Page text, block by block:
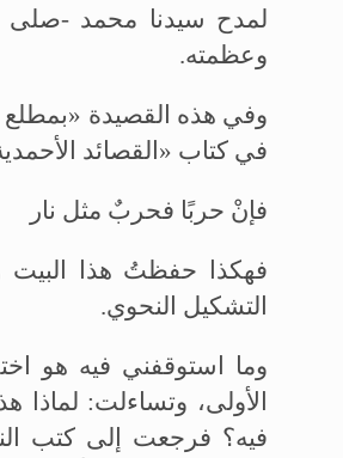
لمدح سيدنا محمد -صلى
وعظمته.
وفي هذه القصيدة «بمطلع
في كتاب «القصائد
فإنْ حربًا فحربٌ مثل
فهكذا حفظتُ هذا
التشكيل النحوي.
وما استوقفني فيه هو
الأولى، وتساءلت:
فيه؟ فرجعت إلى كتب